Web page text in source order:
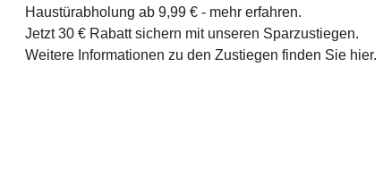
Haustürabholung ab 9,99 € - mehr erfahren.
Jetzt 30 € Rabatt sichern mit unseren Sparzustiegen.
Weitere Informationen zu den Zustiegen finden Sie hier.